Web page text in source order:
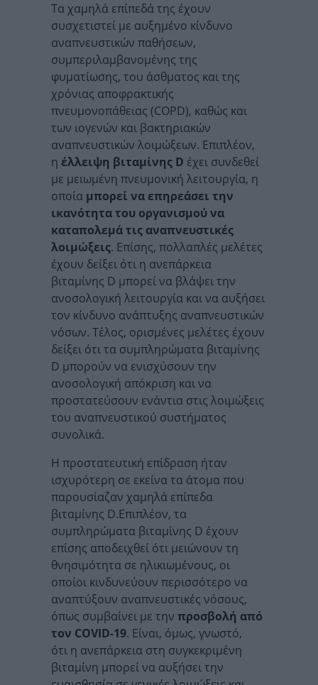
Τα χαμηλά επίπεδά της έχουν
συσχετιστεί με αυξημένο κίνδυνο
αναπνευστικών παθήσεων,
συμπεριλαμβανομένης της
φυματίωσης, του άσθματος και της
χρόνιας αποφρακτικής
πνευμονοπάθειας (COPD), καθώς και
των ιογενών και βακτηριακών
αναπνευστικών λοιμώξεων. Επιπλέον,
η έλλειψη βιταμίνης D έχει συνδεθεί
με μειωμένη πνευμονική λειτουργία, η
οποία μπορεί να επηρεάσει την
ικανότητα του οργανισμού να
καταπολεμά τις αναπνευστικές
λοιμώξεις. Επίσης, πολλαπλές μελέτες
έχουν δείξει ότι η ανεπάρκεια
βιταμίνης D μπορεί να βλάψει την
ανοσολογική λειτουργία και να αυξήσει
τον κίνδυνο ανάπτυξης αναπνευστικών
νόσων. Τέλος, ορισμένες μελέτες έχουν
δείξει ότι τα συμπληρώματα βιταμίνης
D μπορούν να ενισχύσουν την
ανοσολογική απόκριση και να
προστατεύσουν ενάντια στις λοιμώξεις
του αναπνευστικού συστήματος
συνολικά.
Η προστατευτική επίδραση ήταν
ισχυρότερη σε εκείνα τα άτομα που
παρουσίαζαν χαμηλά επίπεδα
βιταμίνης D.Επιπλέον, τα
συμπληρώματα βιταμίνης D έχουν
επίσης αποδειχθεί ότι μειώνουν τη
θνησιμότητα σε ηλικιωμένους, οι
οποίοι κινδυνεύουν περισσότερο να
αναπτύξουν αναπνευστικές νόσους,
όπως συμβαίνει με την προσβολή από
τον COVID-19. Είναι, όμως, γνωστό,
ότι η ανεπάρκεια στη συγκεκριμένη
βιταμίνη μπορεί να αυξήσει την